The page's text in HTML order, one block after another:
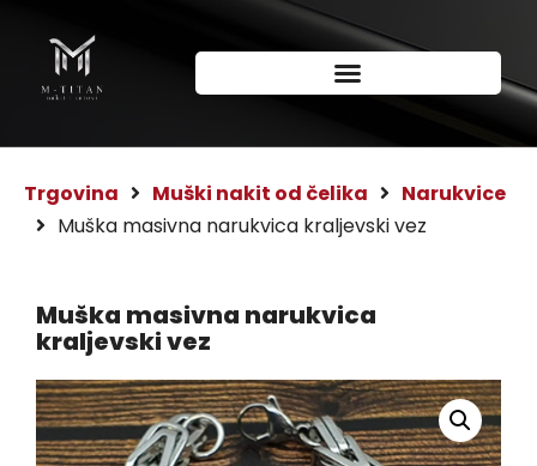
Trgovina Muški nakit od čelika Narukvice
Muška masivna narukvica kraljevski vez
Muška masivna narukvica
kraljevski vez